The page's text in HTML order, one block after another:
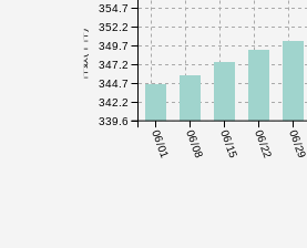
06/01 06/08 06/15 06/22 06/29
件数(千件)
339.6
342.2
344.7
347.2
349.7
352.2
354.7